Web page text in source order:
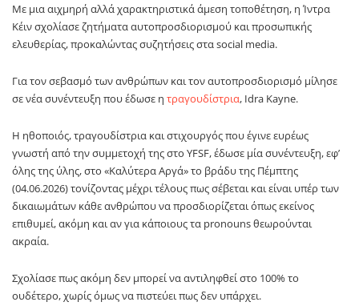
Με μια αιχμηρή αλλά χαρακτηριστικά άμεση τοποθέτηση, η Ίντρα
Κέιν σχολίασε ζητήματα αυτοπροσδιορισμού και προσωπικής
ελευθερίας, προκαλώντας συζητήσεις στα social media.
Για τον σεβασμό των ανθρώπων και τον αυτοπροσδιορισμό μίλησε
σε νέα συνέντευξη που έδωσε η τραγουδίστρια, Idra Kayne.
Η ηθοποιός, τραγουδίστρια και στιχουργός που έγινε ευρέως
γνωστή από την συμμετοχή της στο YFSF, έδωσε μία συνέντευξη, εφ’
όλης της ύλης, στο «Καλύτερα Αργά» το βράδυ της Πέμπτης
(04.06.2026) τονίζοντας μέχρι τέλους πως σέβεται και είναι υπέρ των
δικαιωμάτων κάθε ανθρώπου να προσδιορίζεται όπως εκείνος
επιθυμεί, ακόμη και αν για κάποιους τα pronouns θεωρούνται
ακραία.
Σχολίασε πως ακόμη δεν μπορεί να αντιληφθεί στο 100% το
ουδέτερο, χωρίς όμως να πιστεύει πως δεν υπάρχει.